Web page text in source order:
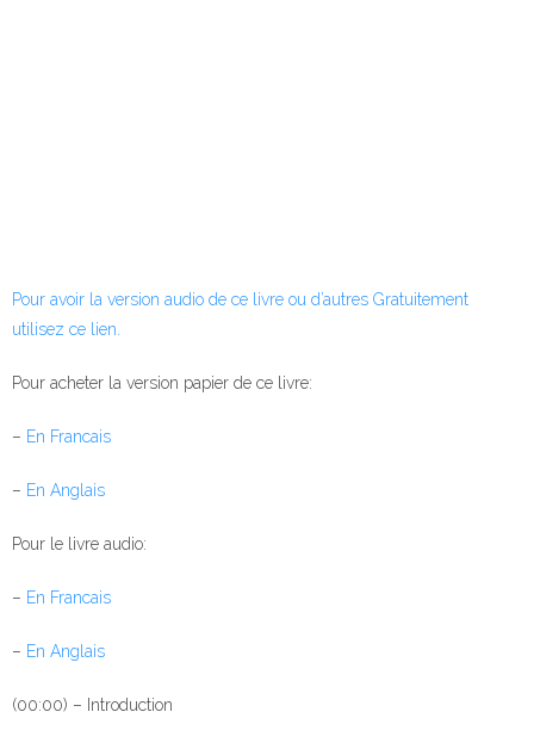
⁠Pour avoir la version audio de ce livre ou d’autres Gratuitement
utilisez ce lien.⁠
Pour acheter la version papier de ce livre:
– ⁠En Francais⁠
– ⁠En Anglais⁠
Pour le livre audio:
– ⁠ En Francais⁠
– ⁠En Anglais⁠
(00:00) – Introduction